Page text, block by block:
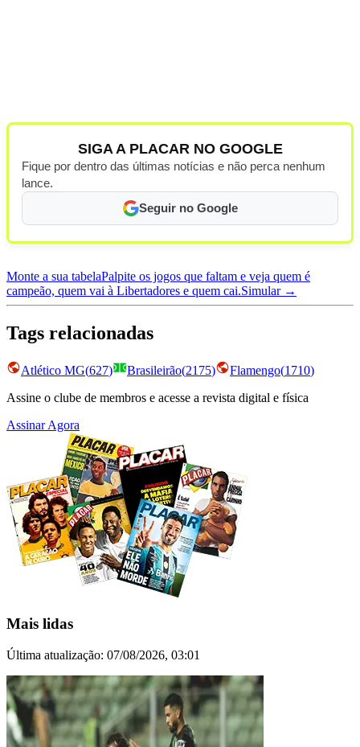
SIGA A PLACAR NO GOOGLE
Fique por dentro das últimas notícias e não perca nenhum
lance.
Seguir no Google
Monte a sua tabelaPalpite os jogos que faltam e veja quem é
campeão, quem vai à Libertadores e quem cai.Simular →
Tags relacionadas
Atlético MG(627) Brasileirão(2175) Flamengo(1710)
Assine o clube de membros e acesse a revista digital e física
Assinar Agora
Mais lidas
Última atualização: 07/08/2026, 03:01